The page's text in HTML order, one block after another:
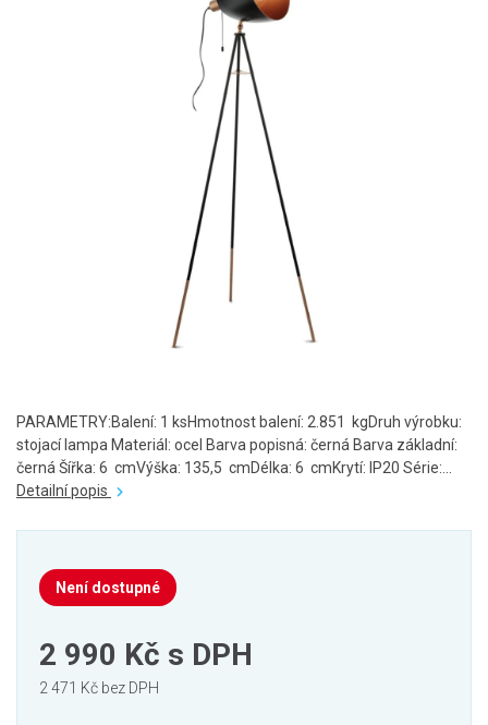
PARAMETRY:Balení: 1 ksHmotnost balení: 2.851 kgDruh výrobku:
stojací lampa Materiál: ocel Barva popisná: černá Barva základní:
černá Šířka: 6 cmVýška: 135,5 cmDélka: 6 cmKrytí: IP20 Série:...
Detailní popis
Není dostupné
2 990 Kč s DPH
2 471 Kč bez DPH